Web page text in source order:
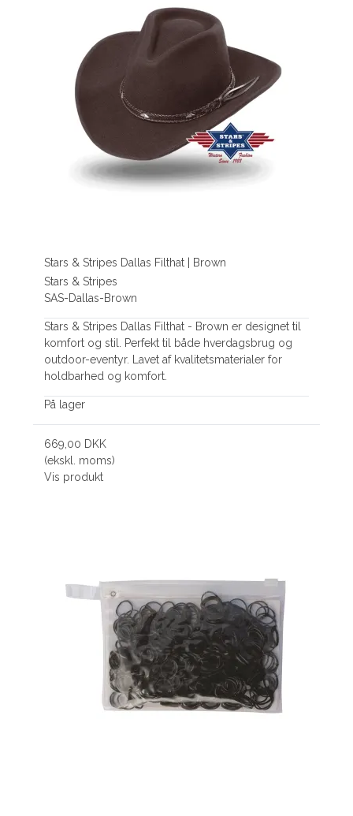
Stars & Stripes Dallas Filthat | Brown
Stars & Stripes
SAS-Dallas-Brown
Stars & Stripes Dallas Filthat - Brown er designet til
komfort og stil. Perfekt til både hverdagsbrug og
outdoor-eventyr. Lavet af kvalitetsmaterialer for
holdbarhed og komfort.
På lager
669,00 DKK
(ekskl. moms)
Vis produkt